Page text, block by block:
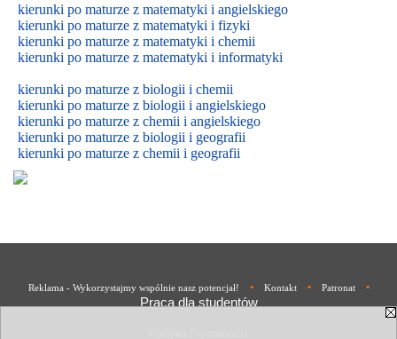
kierunki po maturze z matematyki i angielskiego
kierunki po maturze z matematyki i fizyki
kierunki po maturze z matematyki i chemii
kierunki po maturze z matematyki i informatyki
kierunki po maturze z biologii i chemii
kierunki po maturze z biologii i angielskiego
kierunki po maturze z chemii i angielskiego
kierunki po maturze z biologii i geografii
kierunki po maturze z chemii i geografii
Reklama - Wykorzystajmy wspólnie nasz potencjał! • Kontakt • Patronat •
Praca dla studentów